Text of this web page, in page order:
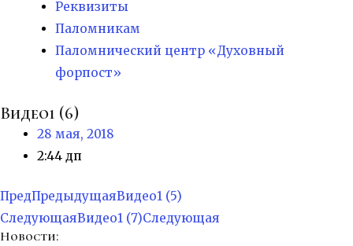
Реквизиты
Паломникам
Паломнический центр «Духовный
форпост»
Видео1 (6)
28 мая, 2018
2:44 дп
ПредПредыдущаяВидео1 (5)
СледующаяВидео1 (7)Следующая
Новости: